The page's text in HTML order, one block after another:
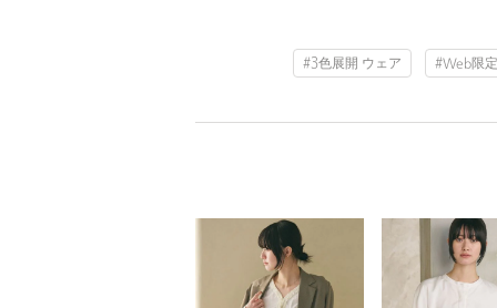
#3色展開 ウェア #Web限